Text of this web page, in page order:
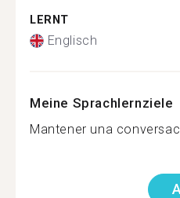
LERNT
Englisch
Meine Sprachlernziele
Mantener una